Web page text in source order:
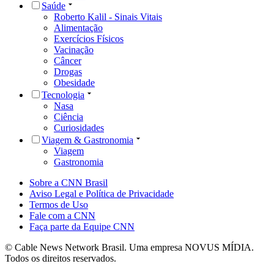
Saúde
Roberto Kalil - Sinais Vitais
Alimentação
Exercícios Físicos
Vacinação
Câncer
Drogas
Obesidade
Tecnologia
Nasa
Ciência
Curiosidades
Viagem & Gastronomia
Viagem
Gastronomia
Sobre a CNN Brasil
Aviso Legal e Política de Privacidade
Termos de Uso
Fale com a CNN
Faça parte da Equipe CNN
© Cable News Network Brasil. Uma empresa NOVUS MÍDIA.
Todos os direitos reservados.